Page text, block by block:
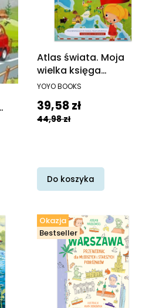
Atlas świata. Moja
wielka księga
odpowiedzi
PRODUCENT
YOYO BOOKS
Cena promocyjna
39,58 zł
44,98 zł
Do koszyka
Okazja
Bestseller